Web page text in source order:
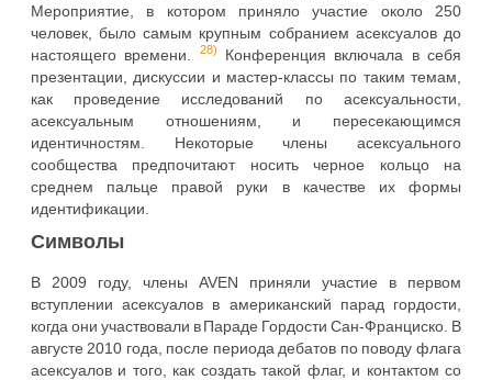
Мероприятие, в котором приняло участие около 250
человек, было самым крупным собранием асексуалов до
настоящего времени.
28)
Конференция включала в себя
презентации, дискуссии и мастер-классы по таким темам,
как проведение исследований по асексуальности,
асексуальным отношениям, и пересекающимся
идентичностям. Некоторые члены асексуального
сообщества предпочитают носить черное кольцо на
среднем пальце правой руки в качестве их формы
идентификации.
Символы
В 2009 году, члены AVEN приняли участие в первом
вступлении асексуалов в американский парад гордости,
когда они участвовали в Параде Гордости Сан-Франциско. В
августе 2010 года, после периода дебатов по поводу флага
асексуалов и того, как создать такой флаг, и контактом со